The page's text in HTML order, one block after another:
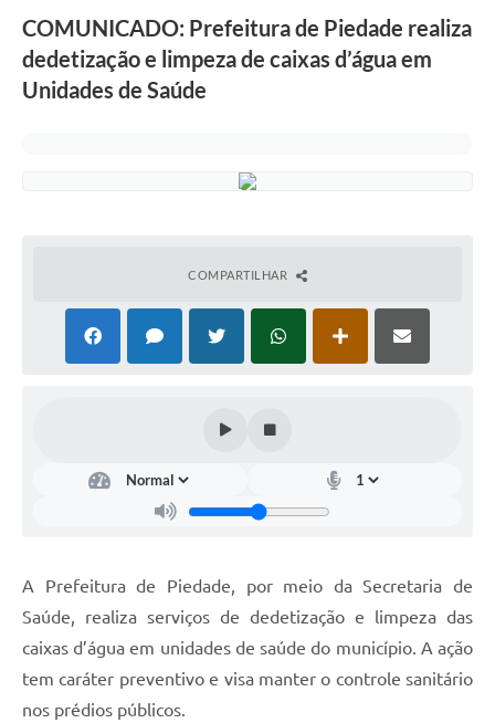
COMUNICADO: Prefeitura de Piedade realiza
dedetização e limpeza de caixas d’água em
Unidades de Saúde
COMPARTILHAR
A Prefeitura de Piedade, por meio da Secretaria de
Saúde, realiza serviços de dedetização e limpeza das
caixas d’água em unidades de saúde do município. A ação
tem caráter preventivo e visa manter o controle sanitário
nos prédios públicos.